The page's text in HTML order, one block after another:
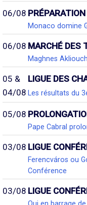
06/08
Monaco domine
06/08 MARCHÉ DES
Maghnes
05 &
04/08
LIGUE DES
Les résultats du
05/08
Pape Cabral
03/08 LIGUE
Ferencváros ou
Conférence
03/08 LIGUE